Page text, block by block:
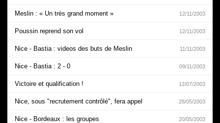
Meslin : « Un très grand moment » 12/11/2003
Poussin reprend son vol 12/11/2003
Nice - Bastia : videos des buts de Meslin 11/11/2003
Nice - Bastia : 2 - 0 09/11/2003
Victoire et qualification ! 12/07/2003
Nice, sous "recrutement contrôlé", fera appel 28/05/2003
Nice - Bordeaux : les groupes 20/05/2003